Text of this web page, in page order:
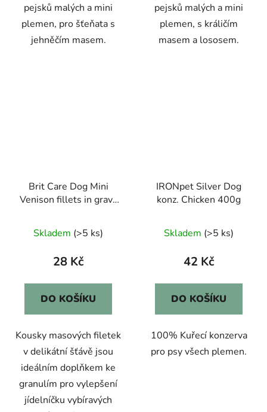
pejsků malých a mini
plemen, pro šťeňata s
jehněčím masem.
pejsků malých a mini
plemen, s králičím
masem a lososem.
Brit Care Dog Mini
Venison fillets in gravy
Skladem (>5 ks)
28 Kč
DO KOŠÍKU
Kousky masových filetek
v delikátní šťávě jsou
ideálním doplňkem ke
granulím pro vylepšení
jídelníčku vybíravých
IRONpet Silver Dog
konz. Chicken 400g
Skladem (>5 ks)
42 Kč
DO KOŠÍKU
100% Kuřecí konzerva
pro psy všech plemen.